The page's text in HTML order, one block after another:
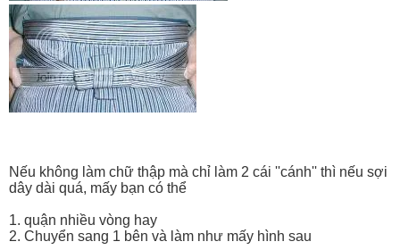
Nếu không làm chữ thập mà chỉ làm 2 cái ''cánh'' thì nếu sợi
dây dài quá, mấy bạn có thể
1. quận nhiều vòng hay
2. Chuyển sang 1 bên và làm như mấy hình sau